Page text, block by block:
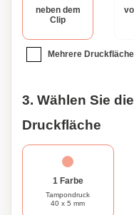
Swiss Peak Heritage
Schreiberlebnis mit
neben dem
Clip
Mehrere
3. Wählen Sie
Druckfläche
1 Farbe
Tampondruck
40 x 5 mm